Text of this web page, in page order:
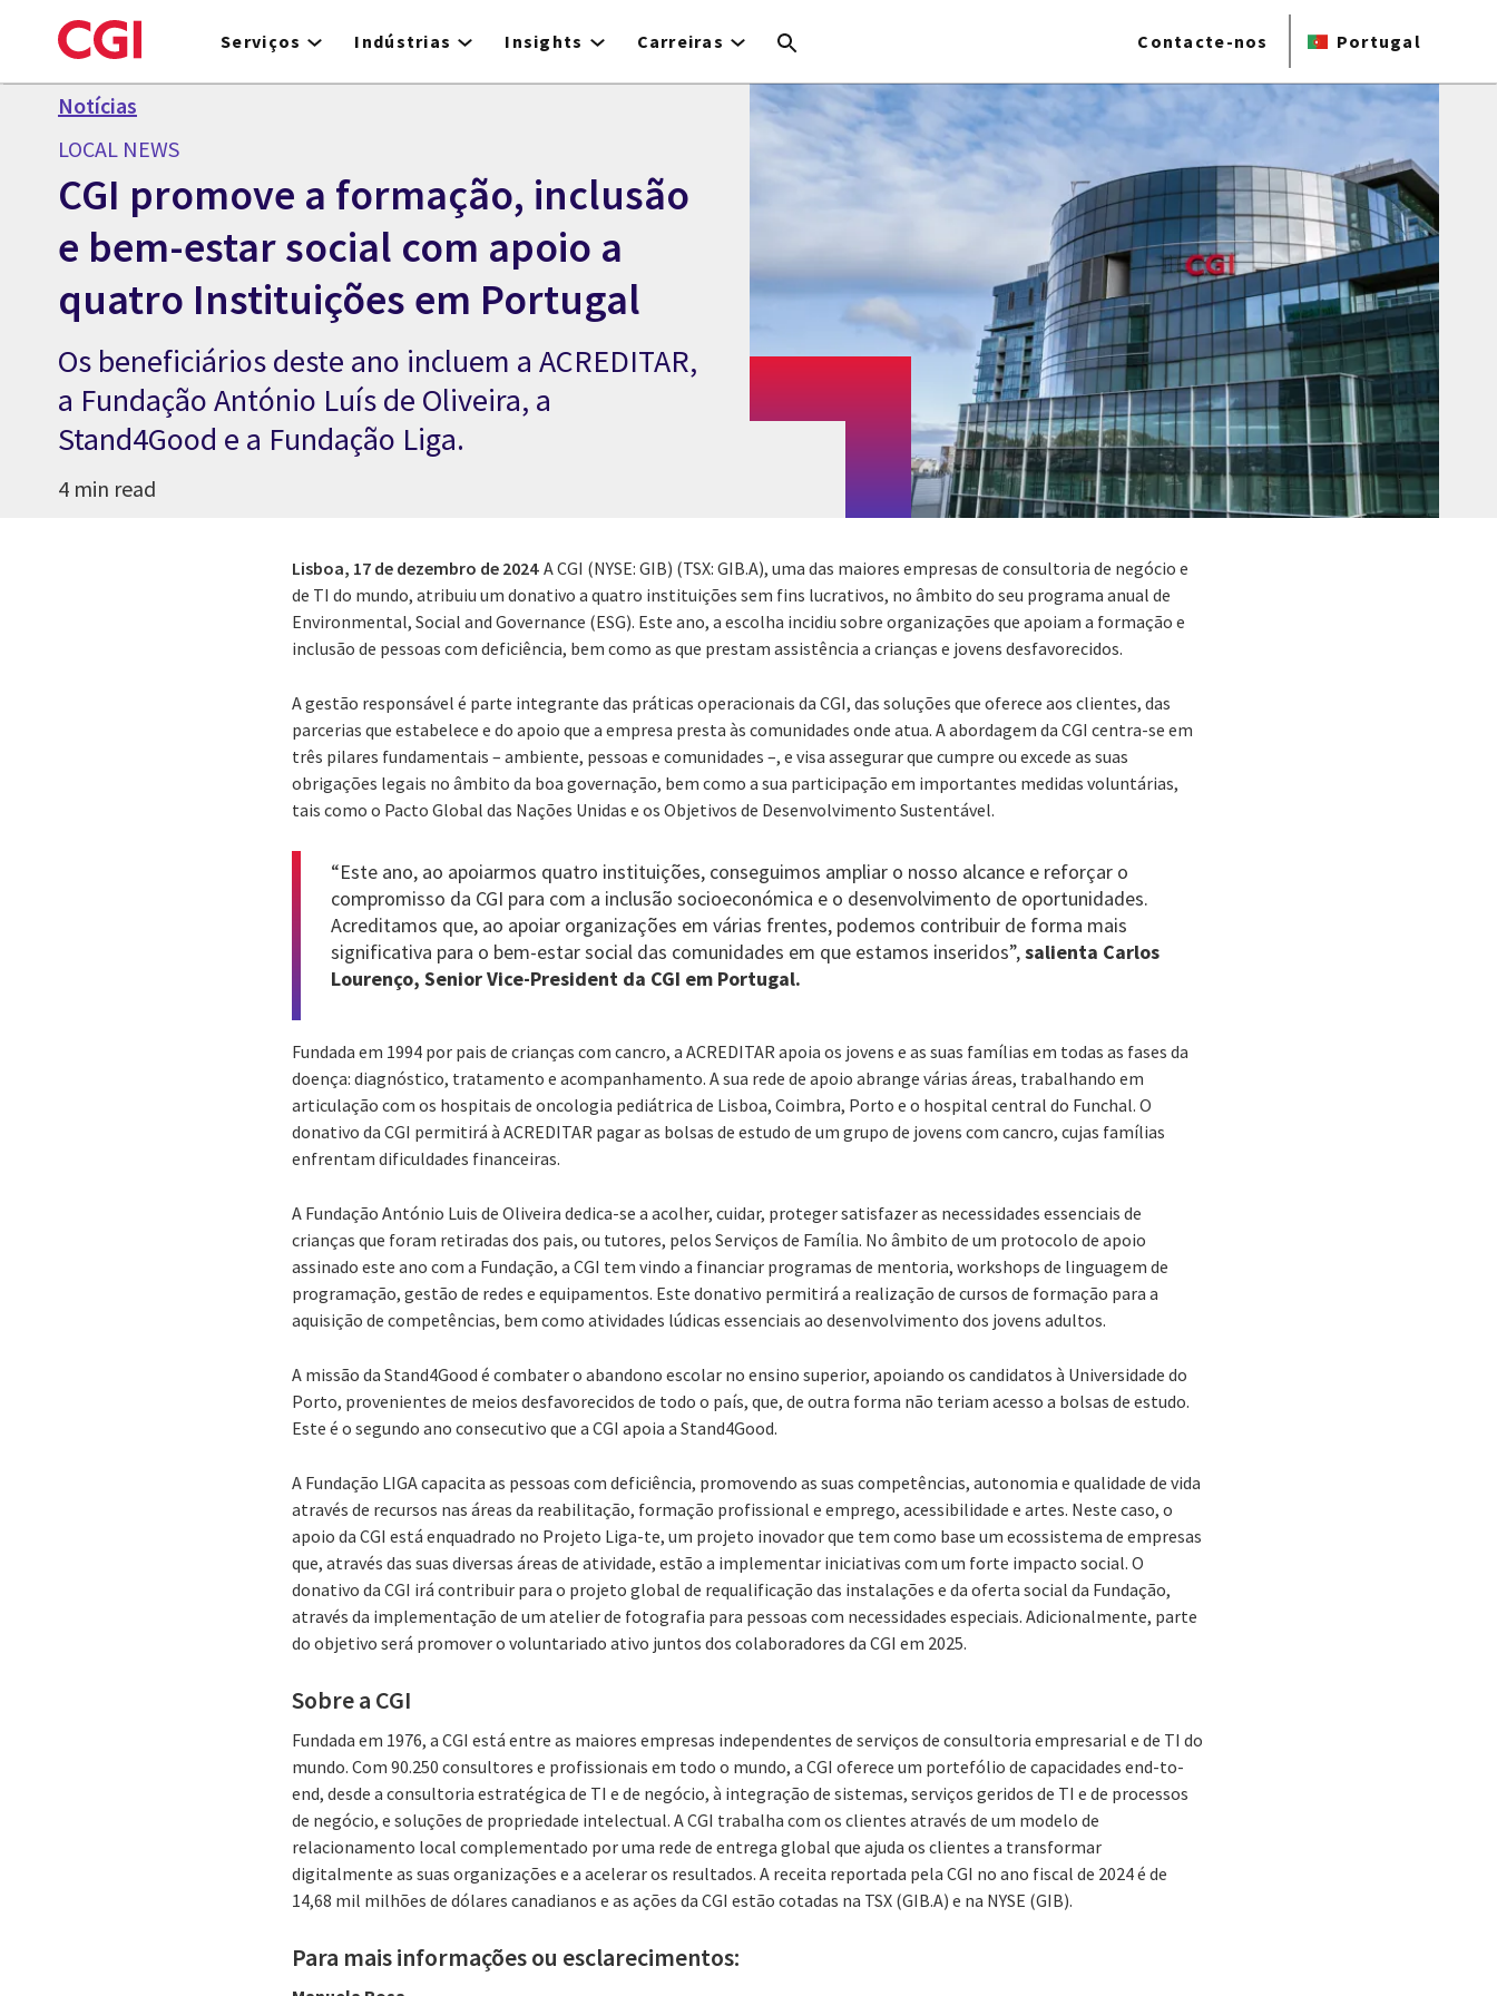
to
content
Serviços Indústrias Insights Carreiras Contacte-nos Portugal
Notícias
LOCAL NEWS
CGI promove a formação, inclusão
e bem-estar social com apoio a
quatro Instituições em Portugal
Os beneficiários deste ano incluem a ACREDITAR,
a Fundação António Luís de Oliveira, a
Stand4Good e a Fundação Liga.
4 min read
Lisboa, 17 de dezembro de 2024 A CGI (NYSE: GIB) (TSX: GIB.A), uma das maiores empresas de consultoria de negócio e
de TI do mundo, atribuiu um donativo a quatro instituições sem fins lucrativos, no âmbito do seu programa anual de
Environmental, Social and Governance (ESG). Este ano, a escolha incidiu sobre organizações que apoiam a formação e
inclusão de pessoas com deficiência, bem como as que prestam assistência a crianças e jovens desfavorecidos.
A gestão responsável é parte integrante das práticas operacionais da CGI, das soluções que oferece aos clientes, das
parcerias que estabelece e do apoio que a empresa presta às comunidades onde atua. A abordagem da CGI centra-se em
três pilares fundamentais – ambiente, pessoas e comunidades –, e visa assegurar que cumpre ou excede as suas
obrigações legais no âmbito da boa governação, bem como a sua participação em importantes medidas voluntárias,
tais como o Pacto Global das Nações Unidas e os Objetivos de Desenvolvimento Sustentável.
“Este ano, ao apoiarmos quatro instituições, conseguimos ampliar o nosso alcance e reforçar o
compromisso da CGI para com a inclusão socioeconómica e o desenvolvimento de oportunidades.
Acreditamos que, ao apoiar organizações em várias frentes, podemos contribuir de forma mais
significativa para o bem-estar social das comunidades em que estamos inseridos”,salienta Carlos
Lourenço, Senior Vice-President da CGI em Portugal.
Fundada em 1994 por pais de crianças com cancro, a ACREDITAR apoia os jovens e as suas famílias em todas as fases da
doença: diagnóstico, tratamento e acompanhamento. A sua rede de apoio abrange várias áreas, trabalhando em
articulação com os hospitais de oncologia pediátrica de Lisboa, Coimbra, Porto e o hospital central do Funchal. O
donativo da CGI permitirá à ACREDITAR pagar as bolsas de estudo de um grupo de jovens com cancro, cujas famílias
enfrentam dificuldades financeiras.
A Fundação António Luis de Oliveira dedica-se a acolher, cuidar, proteger satisfazer as necessidades essenciais de
crianças que foram retiradas dos pais, ou tutores, pelos Serviços de Família. No âmbito de um protocolo de apoio
assinado este ano com a Fundação, a CGI tem vindo a financiar programas de mentoria, workshops de linguagem de
programação, gestão de redes e equipamentos. Este donativo permitirá a realização de cursos de formação para a
aquisição de competências, bem como atividades lúdicas essenciais ao desenvolvimento dos jovens adultos.
A missão da Stand4Good é combater o abandono escolar no ensino superior, apoiando os candidatos à Universidade do
Porto, provenientes de meios desfavorecidos de todo o país, que, de outra forma não teriam acesso a bolsas de estudo.
Este é o segundo ano consecutivo que a CGI apoia a Stand4Good.
A Fundação LIGA capacita as pessoas com deficiência, promovendo as suas competências, autonomia e qualidade de vida
através de recursos nas áreas da reabilitação, formação profissional e emprego, acessibilidade e artes. Neste caso, o
apoio da CGI está enquadrado no Projeto Liga-te, um projeto inovador que tem como base um ecossistema de empresas
que, através das suas diversas áreas de atividade, estão a implementar iniciativas com um forte impacto social. O
donativo da CGI irá contribuir para o projeto global de requalificação das instalações e da oferta social da Fundação,
através da implementação de um atelier de fotografia para pessoas com necessidades especiais. Adicionalmente, parte
do objetivo será promover o voluntariado ativo juntos dos colaboradores da CGI em 2025.
Sobre a CGI
Fundada em 1976, a CGI está entre as maiores empresas independentes de serviços de consultoria empresarial e de TI do
mundo. Com 90.250 consultores e profissionais em todo o mundo, a CGI oferece um portefólio de capacidades end-to-
end, desde a consultoria estratégica de TI e de negócio, à integração de sistemas, serviços geridos de TI e de processos
de negócio, e soluções de propriedade intelectual. A CGI trabalha com os clientes através de um modelo de
relacionamento local complementado por uma rede de entrega global que ajuda os clientes a transformar
digitalmente as suas organizações e a acelerar os resultados. A receita reportada pela CGI no ano fiscal de 2024 é de
14,68 mil milhões de dólares canadianos e as ações da CGI estão cotadas na TSX (GIB.A) e na NYSE (GIB).
Para mais informações ou esclarecimentos: